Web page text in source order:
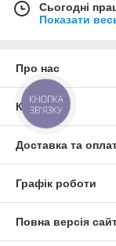
Сьогодні
Показати
Про нас
Контакти
Доставка та
Графік роботи
Повна версія
КНОПКА
ЗВ'ЯЗКУ